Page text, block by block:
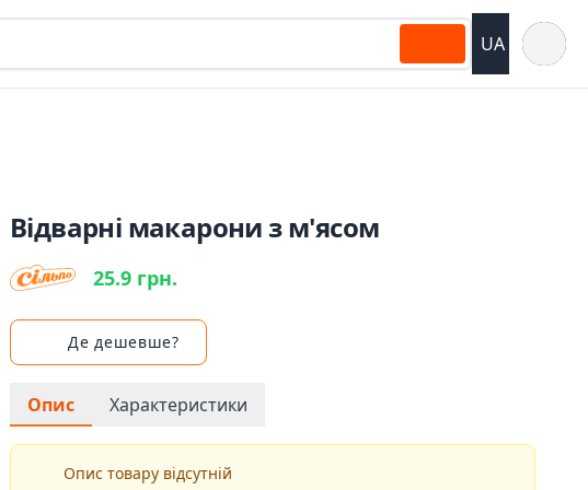
UA
Відварні макарони з м'ясом
25.9 грн.
Де дешевше?
Опис Характеристики
Опис товару відсутній